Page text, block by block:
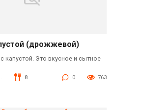
(дрожжевой)
капустой. Это вкусное и сытное
8 0 763